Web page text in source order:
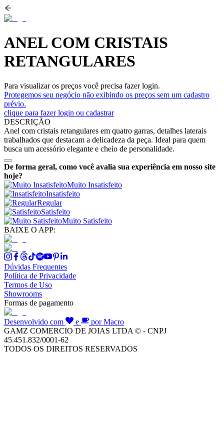
ANEL COM CRISTAIS
RETANGULARES
Para visualizar os preços você precisa fazer login.
Protegemos seu negócio não exibindo os preços sem um cadastro
prévio.
clique para fazer login ou cadastrar
DESCRIÇÃO
Anel com cristais retangulares em quatro garras, detalhes laterais
trabalhados que destacam a delicadeza da peça. Ideal para quem
busca um acessório elegante e cheio de personalidade.
De forma geral, como você avalia sua experiência em nosso site
hoje?
Muito Insatisfeito
Insatisfeito
Regular
Satisfeito
Muito Satisfeito
BAIXE O APP:
Dúvidas Frequentes
Política de Privacidade
Termos de Uso
Showrooms
Formas de pagamento
Desenvolvido com e
por Macro
GAMZ COMERCIO DE JOIAS LTDA © - CNPJ
45.451.832/0001-62
TODOS OS DIREITOS RESERVADOS